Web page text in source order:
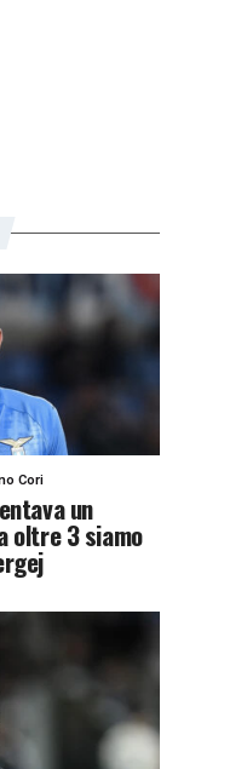
Cori
un
oltre 3 siamo